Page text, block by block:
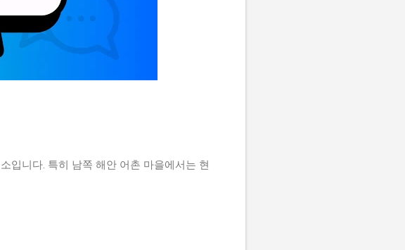
입니다. 특히 남쪽 해안 어촌 마을에서는 현